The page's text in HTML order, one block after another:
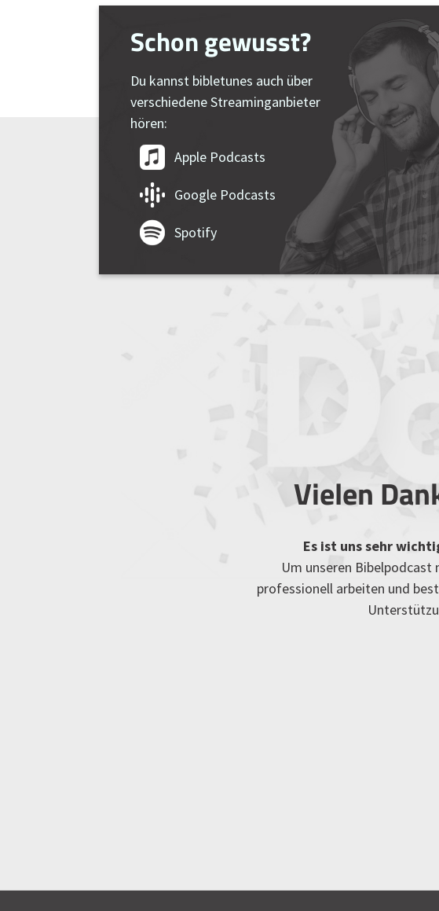
Schon gewusst?
Du kannst bibletunes auch über
verschiedene Streaminganbieter
hören:
Apple Podcasts
Google Podcasts
Spotify
Vielen
Es ist uns sehr
Um unseren
professionell arbeiten und